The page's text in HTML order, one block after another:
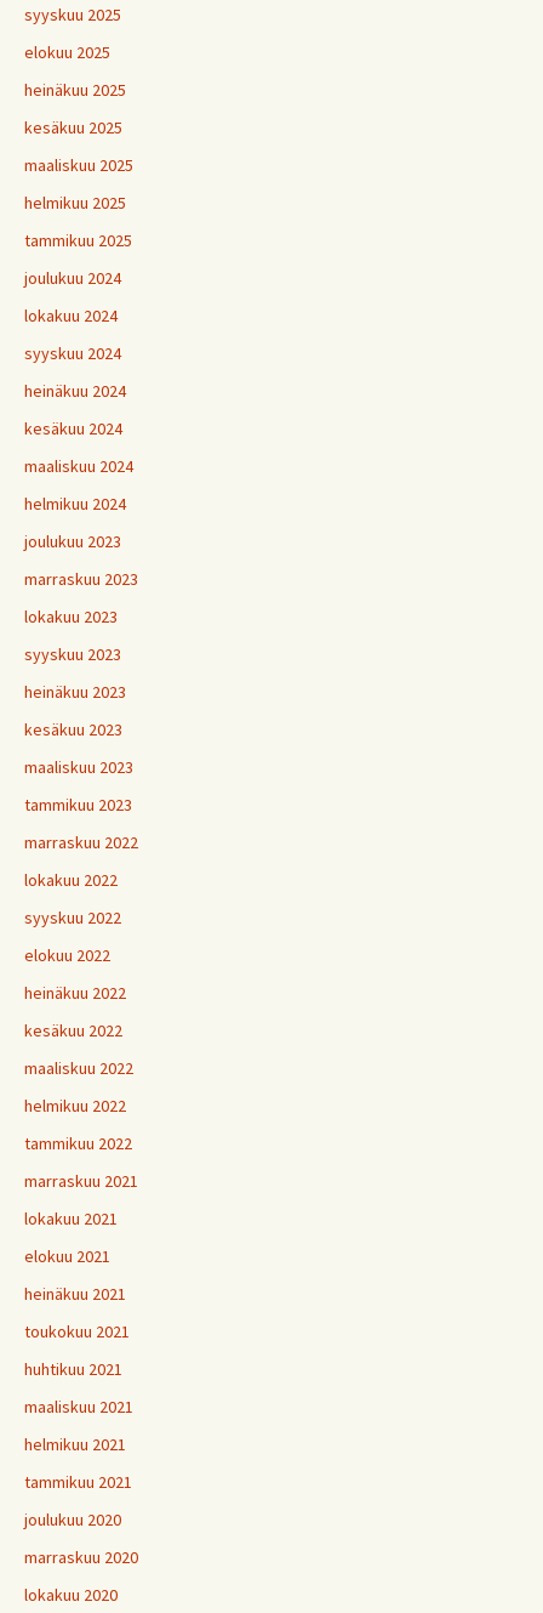
syyskuu 2025
elokuu 2025
heinäkuu 2025
kesäkuu 2025
maaliskuu 2025
helmikuu 2025
tammikuu 2025
joulukuu 2024
lokakuu 2024
syyskuu 2024
heinäkuu 2024
kesäkuu 2024
maaliskuu 2024
helmikuu 2024
joulukuu 2023
marraskuu 2023
lokakuu 2023
syyskuu 2023
heinäkuu 2023
kesäkuu 2023
maaliskuu 2023
tammikuu 2023
marraskuu 2022
lokakuu 2022
syyskuu 2022
elokuu 2022
heinäkuu 2022
kesäkuu 2022
maaliskuu 2022
helmikuu 2022
tammikuu 2022
marraskuu 2021
lokakuu 2021
elokuu 2021
heinäkuu 2021
toukokuu 2021
huhtikuu 2021
maaliskuu 2021
helmikuu 2021
tammikuu 2021
joulukuu 2020
marraskuu 2020
lokakuu 2020